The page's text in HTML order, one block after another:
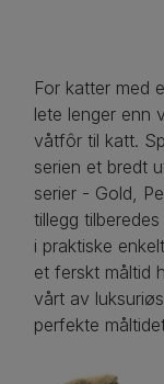
For katter med
lete lenger enn
våtfôr til katt.
serien et bredt
serier - Gold,
tillegg
i praktiske
et ferskt måltid
vårt av
perfekte